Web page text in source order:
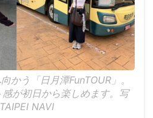
かう「日月潭FunTOUR」。
が初日から楽しめます。写
NAVI